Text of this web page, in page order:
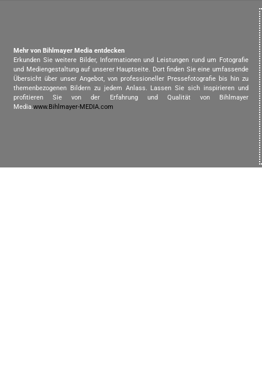
Mehr von Bihlmayer Media entdecken
Erkunden Sie weitere Bilder, Informationen und Leistungen rund um Fotografie
und Mediengestaltung auf unserer Hauptseite. Dort finden Sie eine umfassende
Übersicht über unser Angebot, von professioneller Pressefotografie bis hin zu
themenbezogenen Bildern zu jedem Anlass. Lassen Sie sich inspirieren und
profitieren Sie von der Erfahrung und Qualität von Bihlmayer
Media.www.Bihlmayer-MEDIA.com